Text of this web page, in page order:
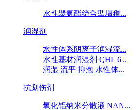
水性聚氨酯缔合型增稠...
润湿剂
水性体系阴离子润湿流...
水性基材润湿剂 QHL 6...
润湿 流平 抑泡 水性体...
抗划伤剂
氧化铝纳米分散液 NAN...